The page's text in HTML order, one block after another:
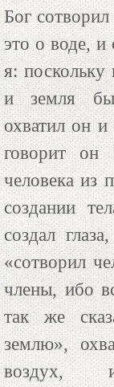
Бог
это о воде, и
я: поскольку
и земля
охватил он
говорит
человека из
создании
создал
«сотворил
члены, ибо
так же
землю»,
воздух,